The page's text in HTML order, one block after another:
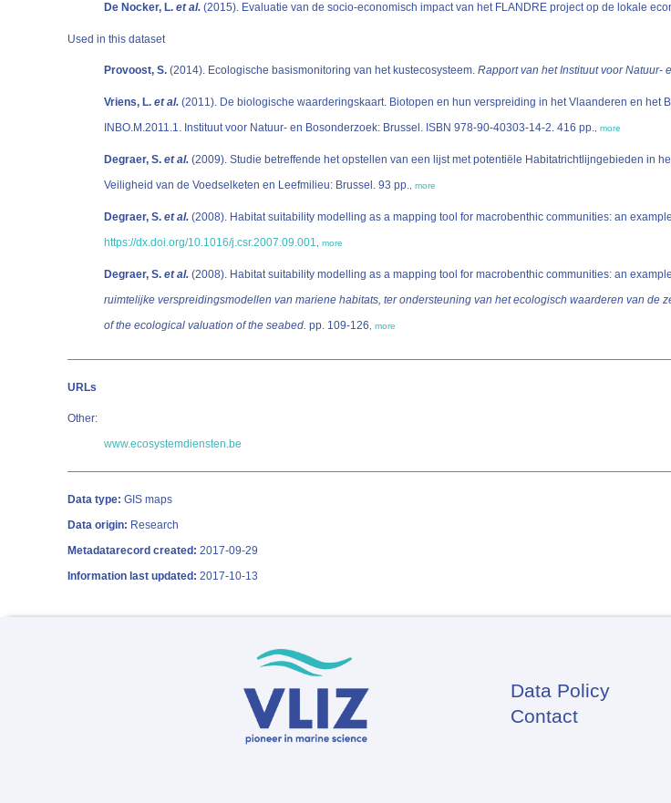
De Nocker, L. et al.
Used in this dataset
Provoost, S. (2014). Ecologische basismonitoring van het kustecosysteem. Rapport van het Instituut voor Natuur-
Vriens, L. et al. (2011). De biologische waarderingskaart. Biotopen en hun verspreiding in het Vlaanderen en het
INBO.M.2011.1. Instituut voor Natuur- en Bosonderzoek: Brussel. ISBN 978-90-40303-14-2. 416 pp. more
Degraer, S. et al. (2009). Studie betreffende het opstellen van een lijst met potentiële Habitatrichtlijngebieden in
Veiligheid van de Voedselketen en Leefmilieu: Brussel. 93 pp. more
Degraer, S. et al. (2008). Habitat suitability modelling as a mapping tool for macrobenthic communities: an
https://dx.doi.org/10.1016/j.csr.2007.09.001
more
Degraer, S. et al. (2008). Habitat suitability modelling as a mapping tool for macrobenthic communities: an
ruimtelijke verspreidingsmodellen van mariene habitats, ter ondersteuning van het ecologisch waarderen van
of the ecological valuation of the seabed. pp. 109-126 more
URLs
Other:
www.ecosystemdiensten.be
Data type: GIS maps
Data origin: Research
Metadatarecord created: 2017-09-29
Information last updated: 2017-10-13
Footer
Data Policy
Contact